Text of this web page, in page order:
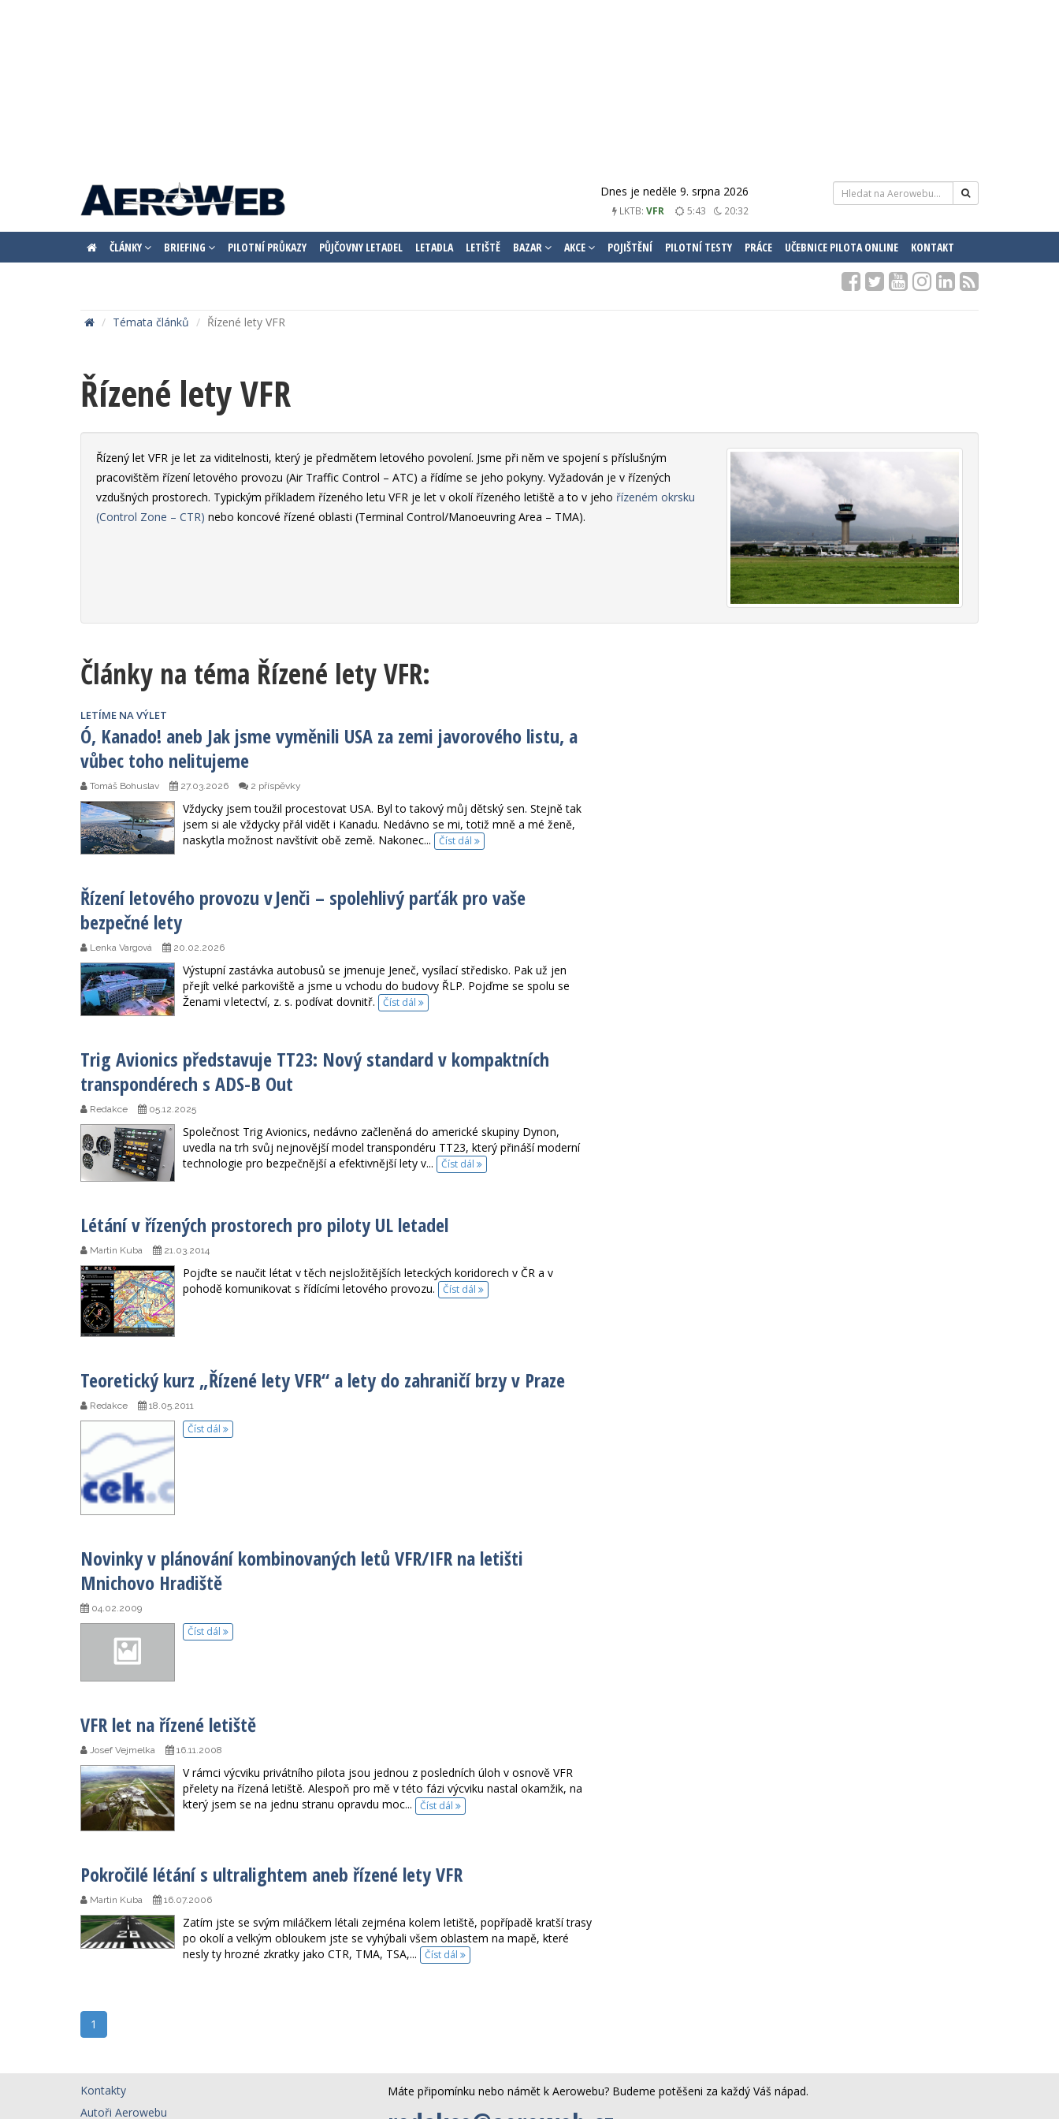
Dnes je neděle 9. srpna 2026
LKTB: VFR 5:43 20:32
ČLÁNKY BRIEFING PILOTNÍ PRŮKAZY PŮJČOVNY LETADEL LETADLA LETIŠTĚ BAZAR AKCE POJIŠTĚNÍ PILOTNÍ TESTY PRÁCE UČEBNICE PILOTA ONLINE KONTAKT
Témata článků Řízené lety VFR
Řízené lety VFR
Řízený let VFR je let za viditelnosti, který je předmětem letového povolení. Jsme při něm ve spojení s příslušným
pracovištěm řízení letového provozu (Air Traffic Control – ATC) a řídíme se jeho pokyny. Vyžadován je v řízených
vzdušných prostorech. Typickým příkladem řízeného letu VFR je let v okolí řízeného letiště a to v jeho řízeném okrsku
(Control Zone – CTR) nebo koncové řízené oblasti (Terminal Control/Manoeuvring Area – TMA).
Články na téma Řízené lety VFR:
LETÍME NA VÝLET
Ó, Kanado! aneb Jak jsme vyměnili USA za zemi javorového listu, a
vůbec toho nelitujeme
Tomáš Bohuslav 27.03.2026 2 příspěvky
Vždycky jsem toužil procestovat USA. Byl to takový můj dětský sen. Stejně tak
jsem si ale vždycky přál vidět i Kanadu. Nedávno se mi, totiž mně a mé ženě,
naskytla možnost navštívit obě země. Nakonec...
Číst dál
Řízení letového provozu v Jenči – spolehlivý parťák pro vaše
bezpečné lety
Lenka Vargová 20.02.2026
Výstupní zastávka autobusů se jmenuje Jeneč, vysílací středisko. Pak už jen
přejít velké parkoviště a jsme u vchodu do budovy ŘLP. Pojďme se spolu se
Ženami v letectví, z. s. podívat dovnitř.
Číst dál
Trig Avionics představuje TT23: Nový standard v kompaktních
transpondérech s ADS-B Out
Redakce 05.12.2025
Společnost Trig Avionics, nedávno začleněná do americké skupiny Dynon,
uvedla na trh svůj nejnovější model transpondéru TT23, který přináší moderní
technologie pro bezpečnější a efektivnější lety v...
Číst dál
Létání v řízených prostorech pro piloty UL letadel
Martin Kuba 21.03.2014
Pojďte se naučit létat v těch nejsložitějších leteckých koridorech v ČR a v
pohodě komunikovat s řídícími letového provozu.
Číst dál
Teoretický kurz „Řízené lety VFR“ a lety do zahraničí brzy v Praze
Redakce 18.05.2011
Číst dál
Novinky v plánování kombinovaných letů VFR/IFR na letišti
Mnichovo Hradiště
04.02.2009
Číst dál
VFR let na řízené letiště
Josef Vejmelka 16.11.2008
V rámci výcviku privátního pilota jsou jednou z posledních úloh v osnově VFR
přelety na řízená letiště. Alespoň pro mě v této fázi výcviku nastal okamžik, na
který jsem se na jednu stranu opravdu moc...
Číst dál
Pokročilé létání s ultralightem aneb řízené lety VFR
Martin Kuba 16.07.2006
Zatím jste se svým miláčkem létali zejména kolem letiště, popřípadě kratší trasy
po okolí a velkým obloukem jste se vyhýbali všem oblastem na mapě, které
nesly ty hrozné zkratky jako CTR, TMA, TSA,...
Číst dál
1
Kontakty
Autoři Aerowebu
Máte připomínku nebo námět k Aerowebu? Budeme potěšeni za každý Váš nápad.